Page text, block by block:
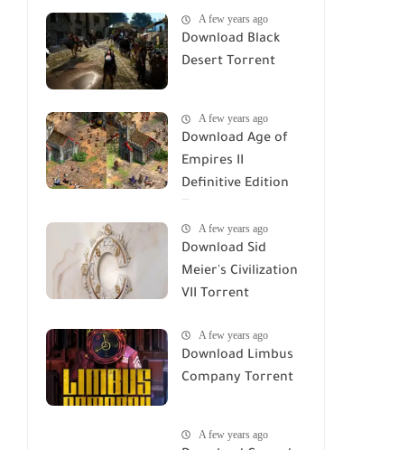
A few years ago
Download Black
Desert Torrent
A few years ago
Download Age of
Empires II
Definitive Edition
A few years ago
Download Sid
Meier's Civilization
VII Torrent
A few years ago
Download Limbus
Company Torrent
A few years ago